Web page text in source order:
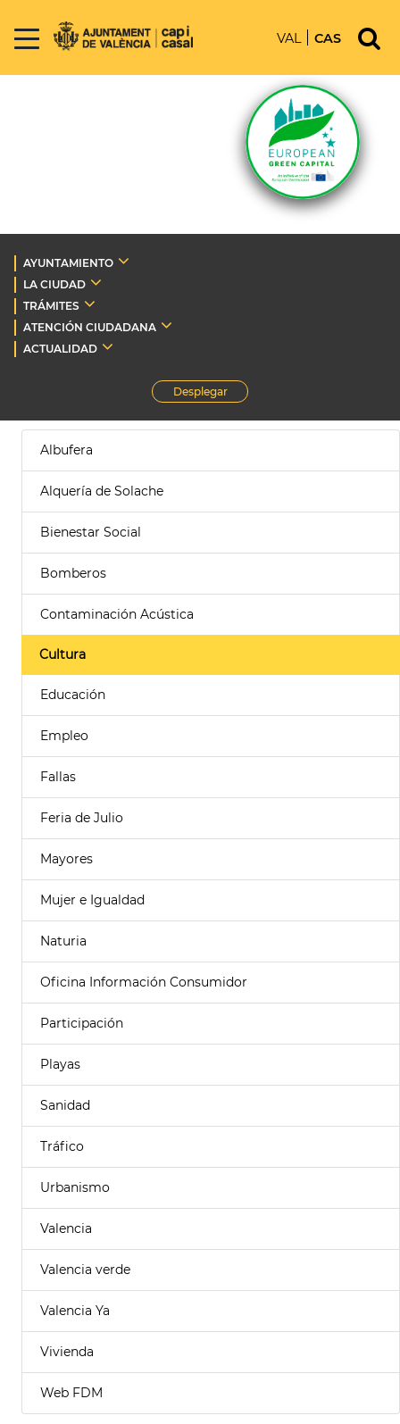
VAL CAS
AYUNTAMIENTO
LA CIUDAD
TRÁMITES
ATENCIÓN CIUDADANA
ACTUALIDAD
Desplegar
Albufera
Alquería de Solache
Bienestar Social
Bomberos
Contaminación Acústica
Cultura
Educación
Empleo
Fallas
Feria de Julio
Mayores
Mujer e Igualdad
Naturia
Oficina Información Consumidor
Participación
Playas
Sanidad
Tráfico
Urbanismo
Valencia
Valencia verde
Valencia Ya
Vivienda
Web FDM